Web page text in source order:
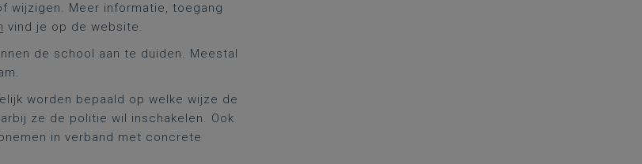
wijzigen. Meer informatie, toegang
vind je op de website.
de school aan te duiden. Meestal
worden bepaald op welke wijze de
ze de politie wil inschakelen. Ook
in verband met concrete